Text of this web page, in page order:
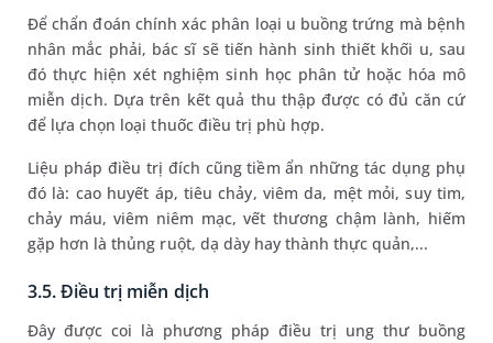
Để chẩn đoán chính xác phân loại u buồng trứng mà bệnh
nhân mắc phải, bác sĩ sẽ tiến hành sinh thiết khối u, sau
đó thực hiện xét nghiệm sinh học phân tử hoặc hóa mô
miễn dịch. Dựa trên kết quả thu thập được có đủ căn cứ
để lựa chọn loại thuốc điều trị phù hợp.
Liệu pháp điều trị đích cũng tiềm ẩn những tác dụng phụ
đó là: cao huyết áp, tiêu chảy, viêm da, mệt mỏi, suy tim,
chảy máu, viêm niêm mạc, vết thương chậm lành, hiếm
gặp hơn là thủng ruột, dạ dày hay thành thực quản,...
3.5. Điều trị miễn dịch
Đây được coi là phương pháp điều trị ung thư buồng